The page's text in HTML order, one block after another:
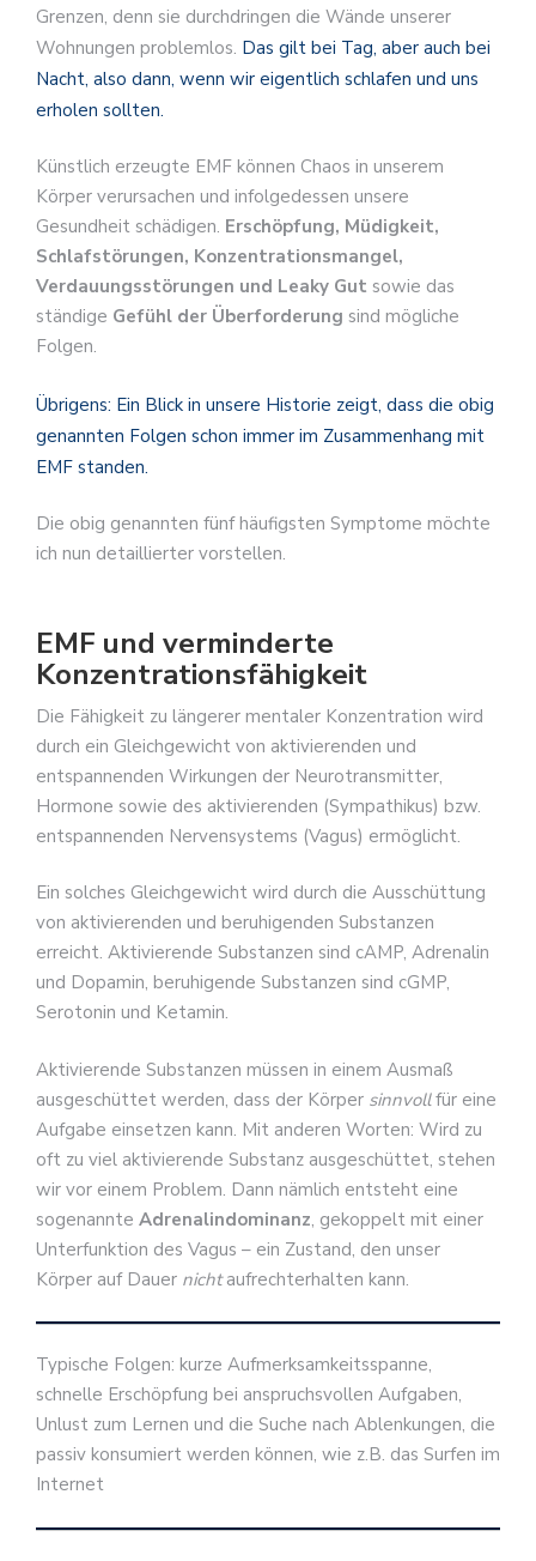
Grenzen, denn sie durchdringen die Wände unserer
Wohnungen problemlos. Das gilt bei Tag, aber auch bei
Nacht, also dann, wenn wir eigentlich schlafen und uns
erholen sollten.
Künstlich erzeugte EMF können Chaos in unserem
Körper verursachen und infolgedessen unsere
Gesundheit schädigen. Erschöpfung, Müdigkeit,
Schlafstörungen, Konzentrationsmangel,
Verdauungsstörungen und Leaky Gut sowie das
ständige Gefühl der Überforderung sind mögliche
Folgen.
Übrigens: Ein Blick in unsere Historie zeigt, dass die obig
genannten Folgen schon immer im Zusammenhang mit
EMF standen.
Die obig genannten fünf häufigsten Symptome möchte
ich nun detaillierter vorstellen.
EMF und verminderte
Konzentrationsfähigkeit
Die Fähigkeit zu längerer mentaler Konzentration wird
durch ein Gleichgewicht von aktivierenden und
entspannenden Wirkungen der Neurotransmitter,
Hormone sowie des aktivierenden (Sympathikus) bzw.
entspannenden Nervensystems (Vagus) ermöglicht.
Ein solches Gleichgewicht wird durch die Ausschüttung
von aktivierenden und beruhigenden Substanzen
erreicht. Aktivierende Substanzen sind cAMP, Adrenalin
und Dopamin, beruhigende Substanzen sind cGMP,
Serotonin und Ketamin.
Aktivierende Substanzen müssen in einem Ausmaß
ausgeschüttet werden, dass der Körper sinnvollfür eine
Aufgabe einsetzen kann. Mit anderen Worten: Wird zu
oft zu viel aktivierende Substanz ausgeschüttet, stehen
wir vor einem Problem. Dann nämlich entsteht eine
sogenannte Adrenalindominanz, gekoppelt mit einer
Unterfunktion des Vagus – ein Zustand, den unser
Körper auf Dauer nichtaufrechterhalten kann.
Typische Folgen: kurze Aufmerksamkeitsspanne,
schnelle Erschöpfung bei anspruchsvollen Aufgaben,
Unlust zum Lernen und die Suche nach Ablenkungen, die
passiv konsumiert werden können, wie z.B. das Surfen im
Internet